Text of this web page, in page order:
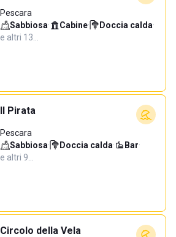
Pescara
Sabbiosa· Cabine· Doccia calda·
e altri 13…
Il Pirata
Pescara
Sabbiosa· Doccia calda· Bar·
e altri 9…
Circolo della Vela